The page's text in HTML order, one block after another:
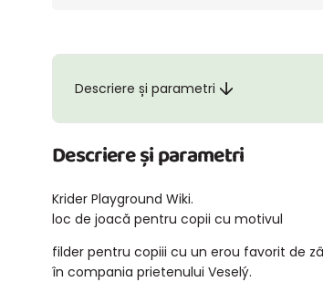
Descriere și parametri
Descriere și parametri
Krider Playground Wiki.
loc de joacă pentru copii cu motivul
filder pentru copiii cu un erou favorit de
în compania prietenului Veselý.